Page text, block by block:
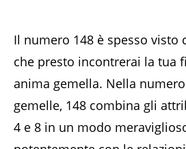
Il numero 148 è spesso visto
che presto incontrerai la tua
anima gemella. Nella
gemelle, 148 combina gli
4 e 8 in un modo